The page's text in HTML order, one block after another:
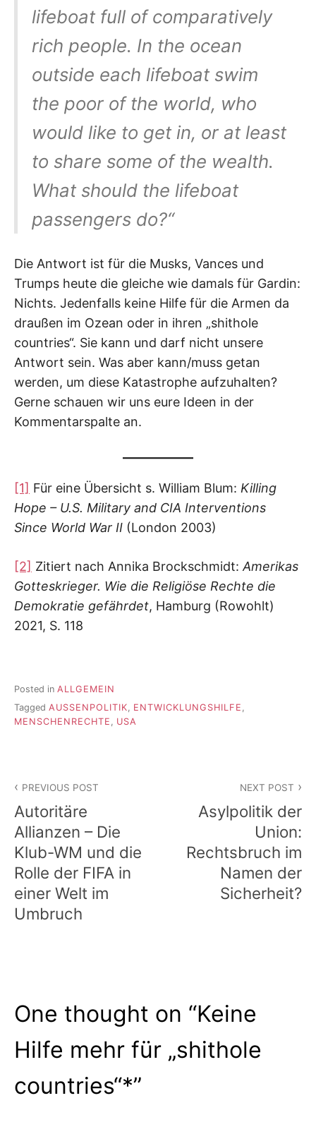
lifeboat full of comparatively
rich people. In the ocean
outside each lifeboat swim
the poor of the world, who
would like to get in, or at least
to share some of the wealth.
What should the lifeboat
passengers do?“
Die Antwort ist für die Musks, Vances und
Trumps heute die gleiche wie damals für Gardin:
Nichts. Jedenfalls keine Hilfe für die Armen da
draußen im Ozean oder in ihren „shithole
countries“. Sie kann und darf nicht unsere
Antwort sein. Was aber kann/muss getan
werden, um diese Katastrophe aufzuhalten?
Gerne schauen wir uns eure Ideen in der
Kommentarspalte an.
[1] Für eine Übersicht s. William Blum: Killing
Hope – U.S. Military and CIA Interventions
Since World War II (London 2003)
[2] Zitiert nach Annika Brockschmidt:Amerikas
Gotteskrieger. Wie die Religiöse Rechte die
Demokratie gefährdet, Hamburg (Rowohlt)
2021, S. 118
Posted in ALLGEMEIN
Tagged AUSSENPOLITIK , ENTWICKLUNGSHILFE ,
MENSCHENRECHTE , USA
PREVIOUS POST
Autoritäre
Allianzen – Die
Klub-WM und die
Rolle der FIFA in
einer Welt im
Umbruch
NEXT POST
Asylpolitik der
Union:
Rechtsbruch im
Namen der
Sicherheit?
One thought on “Keine
Hilfe mehr für „shithole
countries“*”